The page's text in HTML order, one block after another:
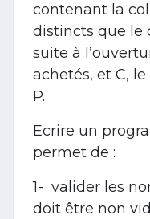
contenant la
distincts que le
suite à
achetés, et C,
P.
Ecrire un
permet de :
1- valider les
doit être non